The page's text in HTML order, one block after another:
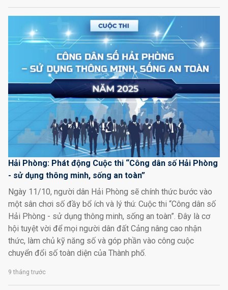
Hải Phòng: Phát động Cuộc thi “Công dân số Hải Phòng
- sử dụng thông minh, sống an toàn”
Ngày 11/10, người dân Hải Phòng sẽ chính thức bước vào
một sân chơi số đầy bổ ích và lý thú: Cuộc thi “Công dân số
Hải Phòng - sử dụng thông minh, sống an toàn”. Đây là cơ
hội tuyệt vời để mọi người dân đất Cảng nâng cao nhận
thức, làm chủ kỹ năng số và góp phần vào công cuộc
chuyển đổi số toàn diện của Thành phố.
9 tháng trước